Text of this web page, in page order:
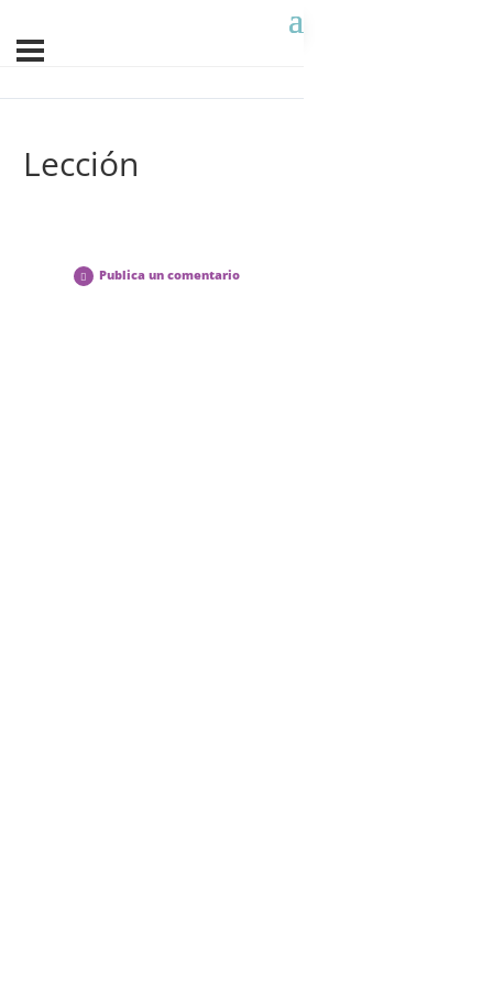
Lección
Publica un comentario